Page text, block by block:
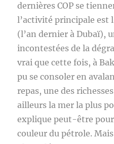
dernières COP se
l’activité principale est
(l’an dernier à Dubaï),
incontestées de la
vrai que cette fois, à
pu se consoler en
repas, une des
ailleurs la mer la plus
explique peut-être
couleur du pétrole.